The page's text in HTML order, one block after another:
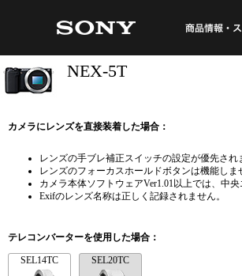
NEX-5T
カメラにレンズを直接装着した場合：
レンズの手ブレ補正スイッチの設定が優先さ
レンズのフォーカスホールドボタンは機能しま
カメラ本体ソフトウェアVer1.01以上では、中
Exifのレンズ名称は正しく記録されません。
テレコンバーターを使用した場合：
SEL14TC SEL20TC